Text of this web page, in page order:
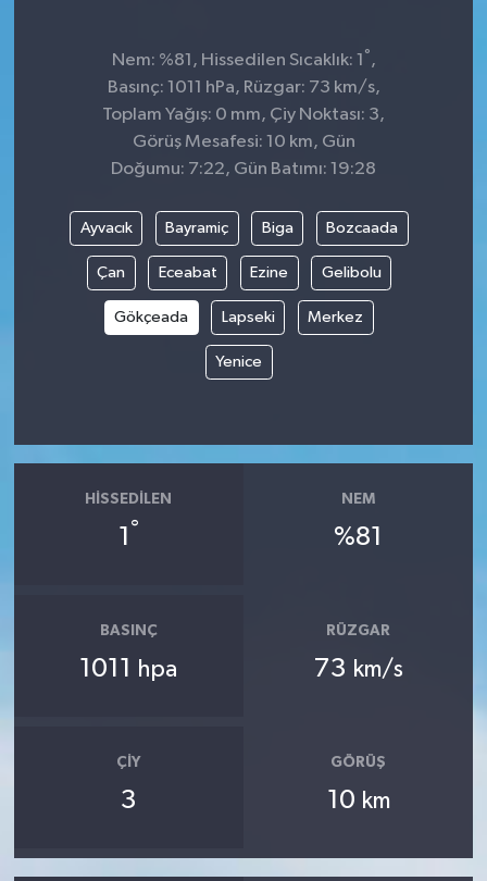
Nem: %81, Hissedilen Sıcaklık: 1 ° ,
Basınç: 1011 hPa, Rüzgar: 73 km/s,
Toplam Yağış: 0 mm, Çiy Noktası: 3,
Görüş Mesafesi: 10 km, Gün
Doğumu: 7:22, Gün Batımı: 19:28
Ayvacık Bayramiç Biga Bozcaada
Çan Eceabat Ezine Gelibolu
Gökçeada Lapseki Merkez
Yenice
HISSEDILEN
1 °
NEM
%81
BASINÇ
1011 hpa
RÜZGAR
73 km/s
ÇIY
3
GÖRÜŞ
10 km